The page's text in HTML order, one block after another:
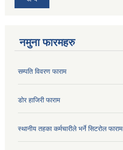
नमुना फारमहरु
सम्पति विवरण फाराम
डोर हाजिरी फाराम
स्थानीय तहका कर्मचारीले भर्ने सिटरोल फाराम